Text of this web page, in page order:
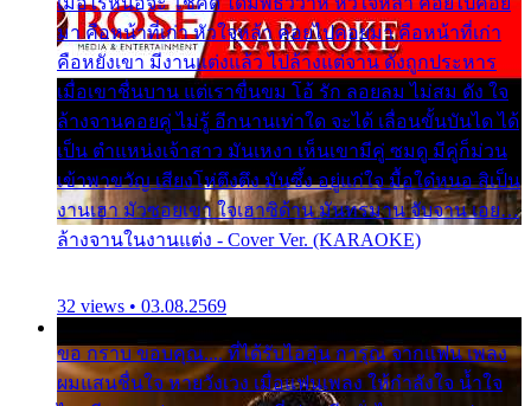
มา คือหน้าที่เก่า หัวใจหล้า คอยไปคอยมา คือหน้าที่เก่า
คือหยังเขา มีงานแต่งแล้ว ไปล้างแต่จาน ดั่งถูกประหาร
เมื่อเขาชื่นบาน แต่เราขื่นขม โอ้ รัก ลอยลม ไม่สม ดัง ใจ
ล้างจานคอยคู่ ไม่รู้ อีกนานเท่าใด จะได้ เลื่อนขั้นบันได ได้
เป็น ตำแหน่งเจ้าสาว มันเหงา เห็นเขามีคู่ ซมดู มีคู่ก็ม่วน
เข้าพาขวัญ เสียงโห่ตึงตึง มันซึ้ง อยู่แก่ใจ มื้อใด๋หนอ สิเป็น
งานเฮา มัวซอยเขา ใจเฮาซิด้าน มันทรมาน จับจาน เอย…
ล้างจานในงานแต่ง - Cover Ver. (KARAOKE)
32 views • 03.08.2569
ขอ กราบ ขอบคุณ.... ที่ได้รับไออุ่น การุณ จากแฟน เพลง
ผมแสนชื่นใจ หายวังเวง เมื่อแฟนเพลง ให้กำลังใจ น้ำใจ